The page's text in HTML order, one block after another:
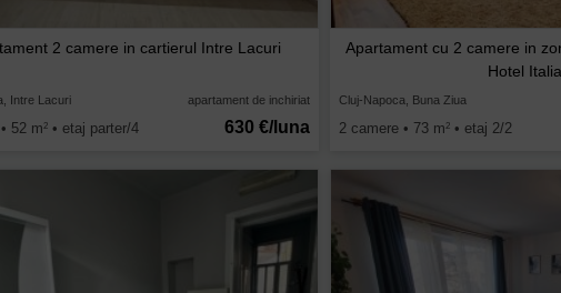
2 camere in cartierul Intre Lacuri
Intre Lacuri apartament de inchiriat
52 m2 • etaj parter/4 630 €/luna
Apartament cu 2 camere in
Hotel Italia
Cluj-Napoca, Buna Ziua
2 camere • 73 m2 • etaj 2/2